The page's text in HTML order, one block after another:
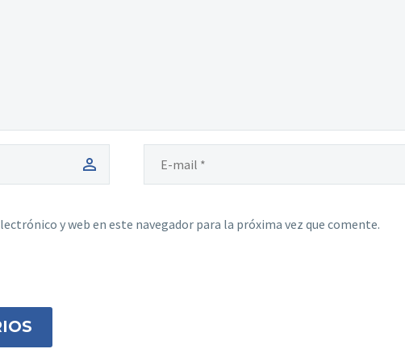
y web en este navegador para la próxima vez que comente.